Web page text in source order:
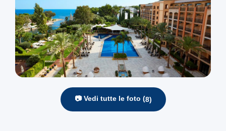
📷 Vedi tutte le foto (8)